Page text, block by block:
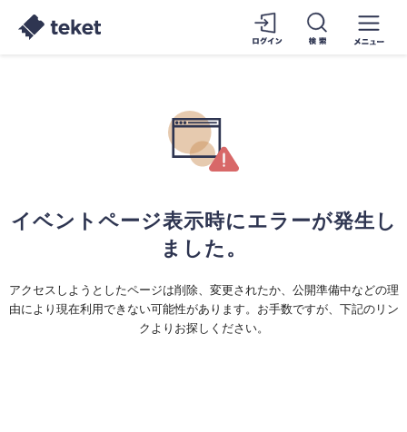
イベントページ表示時にエラーが発生し
ました。
アクセスしようとしたページは削除、変更されたか、公開準備中などの理
由により現在利用できない可能性があります。お手数ですが、下記のリン
クよりお探しください。